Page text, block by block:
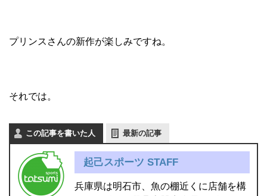
プリンスさんの新作が楽しみですね。
それでは。
この記事を書いた人 最新の記事
起己スポーツ STAFF
兵庫県は明石市、魚の棚近くに店舗を構